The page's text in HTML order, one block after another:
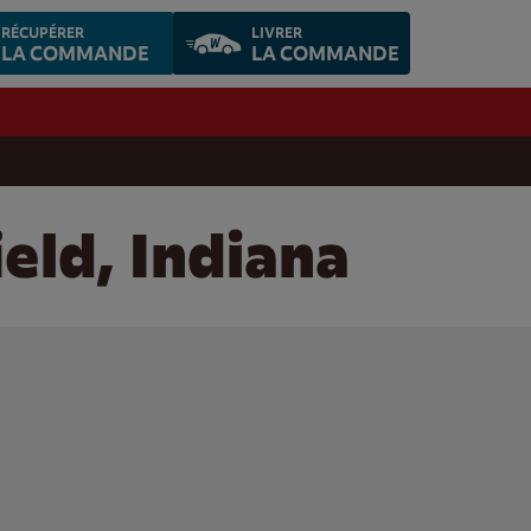
RÉCUPÉRER
LA COMMANDE
LIVRER
LA COMMANDE
Indiana